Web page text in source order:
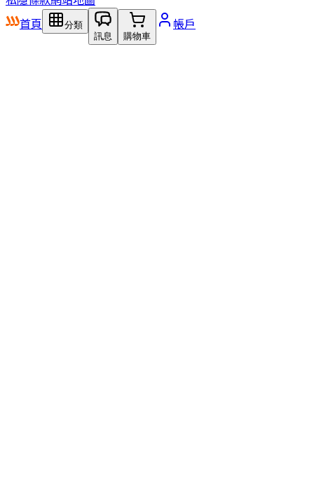
首頁
分類
訊息
購物車
帳戶